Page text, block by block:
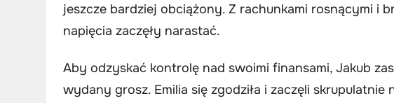
jeszcze bardziej obciążony. Z rachunkami rosnącymi i
napięcia zaczęły narastać.
Aby odzyskać kontrolę nad swoimi finansami, Jakub
wydany grosz. Emilia się zgodziła i zaczęli